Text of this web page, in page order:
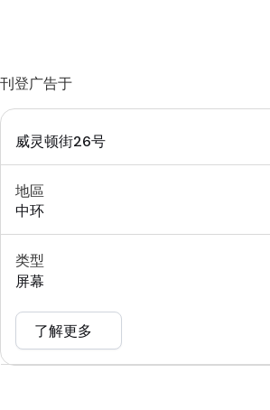
刊登广告于
威灵顿街26号
地區
中环
类型
屏幕
了解更多